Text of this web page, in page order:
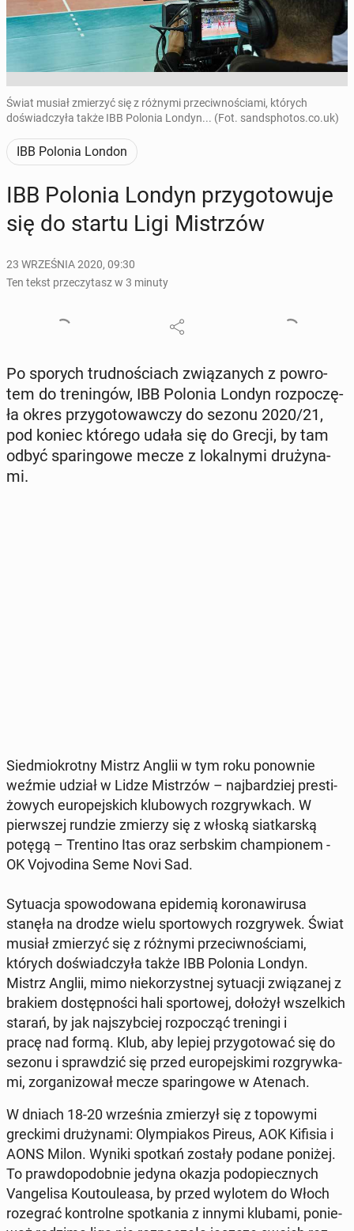
Świat musiał zmierzyć się z różnymi przeciwnościami, których
doświadczyła także IBB Polonia Londyn... (Fot. sandsphotos.co.uk)
IBB Polonia London
IBB Polonia Londyn przy­go­to­wu­je
się do startu Ligi Mi­strzów
23 WRZEŚNIA 2020, 09:30
Ten tekst przeczytasz w 3 minuty
Po sporych trud­no­ściach zwią­za­nych z po­wro­
tem do tre­nin­gów, IBB Polonia Londyn roz­po­czę­
ła okres przy­go­to­waw­czy do sezonu 2020/21,
pod koniec którego udała się do Grecji, by tam
odbyć spa­rin­go­we mecze z lo­kal­ny­mi dru­ży­na­
mi.
Sied­mio­krot­ny Mistrz Anglii w tym roku po­now­nie
weźmie udział w Lidze Mi­strzów – naj­bar­dziej pre­sti­
żo­wych eu­ro­pej­skich klu­bo­wych roz­gryw­kach. W
pierw­szej rundzie zmierzy się z włoską siat­kar­ską
potęgą – Tren­ti­no Itas oraz serb­skim cham­pio­nem -
OK Vo­jvo­di­na Seme Novi Sad.
Sy­tu­acja spo­wo­do­wa­na epi­de­mią ko­ro­na­wi­ru­sa
stanęła na drodze wielu spor­to­wych roz­gry­wek. Świat
musiał zmie­rzyć się z różnymi prze­ciw­no­ścia­mi,
których do­świad­czy­ła także IBB Polonia Londyn.
Mistrz Anglii, mimo nie­ko­rzyst­nej sy­tu­acji zwią­za­nej z
brakiem do­stęp­no­ści hali spor­to­wej, dołożył wszel­kich
starań, by jak naj­szyb­ciej roz­po­cząć tre­nin­gi i
pracę nad formą. Klub, aby lepiej przy­go­to­wać się do
sezonu i spraw­dzić się przed eu­ro­pej­ski­mi roz­gryw­ka­
mi, zor­ga­ni­zo­wał mecze spa­rin­go­we w Atenach.
W dniach 18-20 wrze­śnia zmie­rzył się z to­po­wy­mi
grec­ki­mi dru­ży­na­mi: Olym­pia­kos Pireus, AOK Kifisia i
AONS Milon. Wyniki spotkań zostały podane poniżej.
To praw­do­po­dob­nie jedyna okazja pod­opiecz­nych
Van­ge­li­sa Ko­uto­ule­asa, by przed wylotem do Włoch
ro­ze­grać kon­tro­l­ne spo­tka­nia z innymi klubami, po­nie­